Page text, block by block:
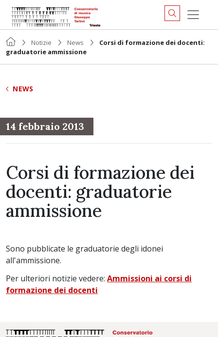
Notizie News
Corsi di formazione dei docenti:
graduatorie ammissione
NEWS
14 febbraio 2013
Corsi di formazione dei
docenti: graduatorie
ammissione
Sono pubblicate le graduatorie degli idonei
all'ammissione.
Per ulteriori notizie vedere: Ammissioni ai corsi di
formazione dei docenti